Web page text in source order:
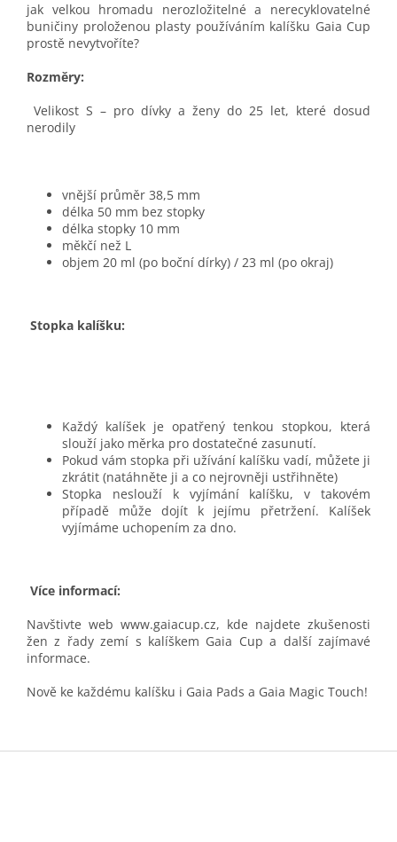
jak velkou hromadu nerozložitelné a nerecyklovatelné
buničiny proloženou plasty používáním kalíšku Gaia Cup
prostě nevytvoříte?
Rozměry:
Velikost S – pro dívky a ženy do 25 let, které dosud
nerodily
vnější průměr 38,5 mm
délka 50 mm bez stopky
délka stopky 10 mm
měkčí než L
objem 20 ml (po boční dírky) / 23 ml (po okraj)
Stopka kalíšku:
Každý kalíšek je opatřený tenkou stopkou, která
slouží jako měrka pro dostatečné zasunutí.
Pokud vám stopka při užívání kalíšku vadí, můžete ji
zkrátit (natáhněte ji a co nejrovněji ustřihněte)
Stopka neslouží k vyjímání kalíšku, v takovém
případě může dojít k jejímu přetržení. Kalíšek
vyjímáme uchopením za dno.
Více informací:
Navštivte web www.gaiacup.cz, kde najdete zkušenosti
žen z řady zemí s kalíškem Gaia Cup a další zajímavé
informace.
Nově ke každému kalíšku i Gaia Pads a Gaia Magic Touch!
Z